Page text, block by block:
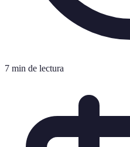
7 min de lectura